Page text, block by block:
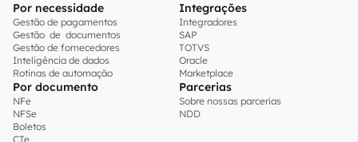
Por necessidade
Gestão de pagamentos
Gestão de documentos
Gestão de fornecedores
Inteligência de dados
Rotinas de automação
Integrações
Integradores
SAP
TOTVS
Oracle
Marketplace
Por documento
NFe
NFSe
Boletos
CTe
Parcerias
Sobre nossas parcerias
NDD